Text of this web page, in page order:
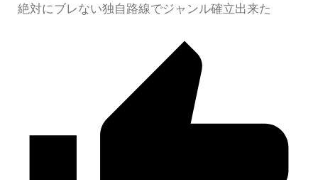
絶対にブレない独自路線でジャンル確立出来た